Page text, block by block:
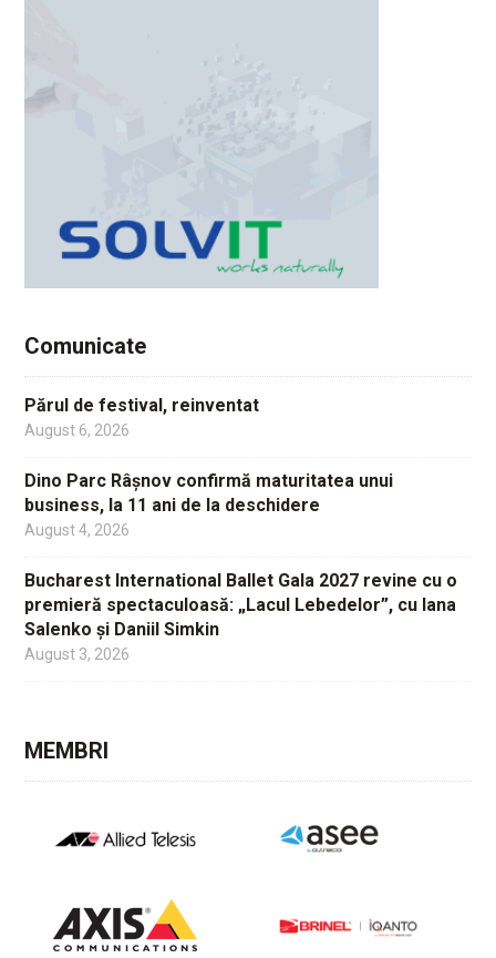
Comunicate
Părul de festival, reinventat
August 6, 2026
Dino Parc Râșnov confirmă maturitatea unui
business, la 11 ani de la deschidere
August 4, 2026
Bucharest International Ballet Gala 2027 revine cu o
premieră spectaculoasă: „Lacul Lebedelor”, cu Iana
Salenko și Daniil Simkin
August 3, 2026
MEMBRI